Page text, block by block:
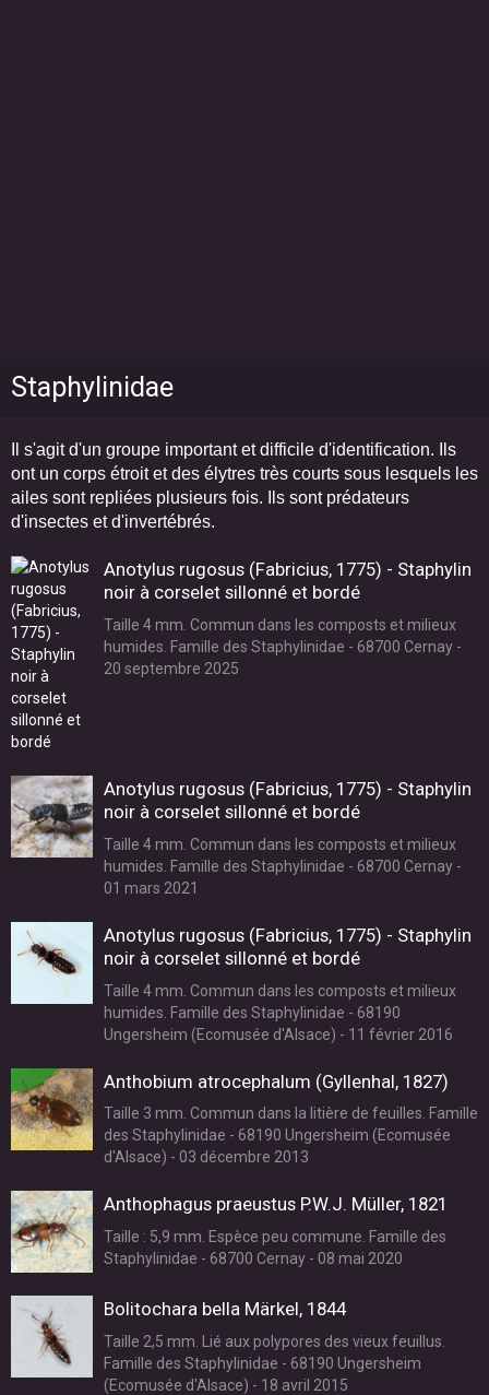
Staphylinidae
Il s'agit d'un groupe important et difficile d'identification. Ils
ont un corps étroit et des élytres très courts sous lesquels les
ailes sont repliées plusieurs fois. Ils sont prédateurs
d'insectes et d'invertébrés.
Anotylus rugosus (Fabricius, 1775) - Staphylin
noir à corselet sillonné et bordé
Taille 4 mm. Commun dans les composts et milieux
humides. Famille des Staphylinidae - 68700 Cernay -
20 septembre 2025
Anotylus rugosus (Fabricius, 1775) - Staphylin
noir à corselet sillonné et bordé
Taille 4 mm. Commun dans les composts et milieux
humides. Famille des Staphylinidae - 68700 Cernay -
01 mars 2021
Anotylus rugosus (Fabricius, 1775) - Staphylin
noir à corselet sillonné et bordé
Taille 4 mm. Commun dans les composts et milieux
humides. Famille des Staphylinidae - 68190
Ungersheim (Ecomusée d'Alsace) - 11 février 2016
Anthobium atrocephalum (Gyllenhal, 1827)
Taille 3 mm. Commun dans la litière de feuilles. Famille
des Staphylinidae - 68190 Ungersheim (Ecomusée
d'Alsace) - 03 décembre 2013
Anthophagus praeustus P.W.J. Müller, 1821
Taille : 5,9 mm. Espèce peu commune. Famille des
Staphylinidae - 68700 Cernay - 08 mai 2020
Bolitochara bella Märkel, 1844
Taille 2,5 mm. Lié aux polypores des vieux feuillus.
Famille des Staphylinidae - 68190 Ungersheim
(Ecomusée d'Alsace) - 18 avril 2015